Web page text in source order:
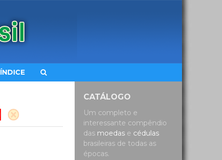
ÍNDICE
CATÁLOGO
Um completo e
interessante compêndio
das moedas e cédulas
brasileiras de todas as
épocas.